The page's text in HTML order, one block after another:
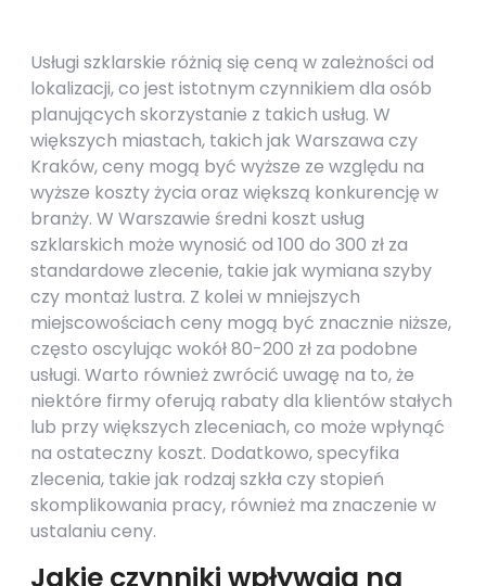
Usługi szklarskie różnią się ceną w zależności od
lokalizacji, co jest istotnym czynnikiem dla osób
planujących skorzystanie z takich usług. W
większych miastach, takich jak Warszawa czy
Kraków, ceny mogą być wyższe ze względu na
wyższe koszty życia oraz większą konkurencję w
branży. W Warszawie średni koszt usług
szklarskich może wynosić od 100 do 300 zł za
standardowe zlecenie, takie jak wymiana szyby
czy montaż lustra. Z kolei w mniejszych
miejscowościach ceny mogą być znacznie niższe,
często oscylując wokół 80-200 zł za podobne
usługi. Warto również zwrócić uwagę na to, że
niektóre firmy oferują rabaty dla klientów stałych
lub przy większych zleceniach, co może wpłynąć
na ostateczny koszt. Dodatkowo, specyfika
zlecenia, takie jak rodzaj szkła czy stopień
skomplikowania pracy, również ma znaczenie w
ustalaniu ceny.
Jakie czynniki wpływają na